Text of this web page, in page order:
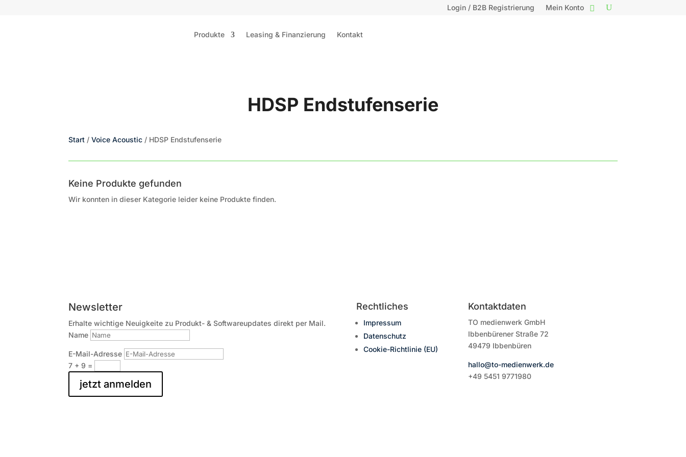
Login / B2B Registrierung Mein Konto
Produkte Leasing & Finanzierung Kontakt
HDSP Endstufenserie
Start /Voice Acoustic / HDSP Endstufenserie
Keine Produkte gefunden
Wir konnten in dieser Kategorie leider keine Produkte finden.
Newsletter
Erhalte wichtige Neuigkeite zu Produkt- & Softwareupdates direkt per Mail.
Name
E-Mail-Adresse
7 + 9 =
jetzt anmelden
Rechtliches
Impressum
Datenschutz
Cookie-Richtlinie (EU)
Kontaktdaten
TO medienwerk GmbH
Ibbenbürener Straße 72
49479 Ibbenbüren
hallo@to-medienwerk.de
+49 5451 9771980